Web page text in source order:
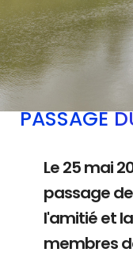
PASSAGE
Le 25 mai
passage
l'amitié et
membres